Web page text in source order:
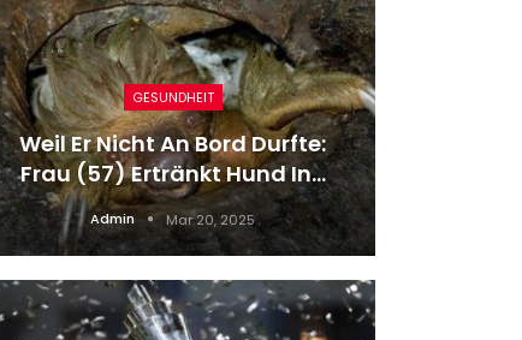
GESUNDHEIT
Weil Er Nicht An Bord Durfte:
Frau (57) Ertränkt Hund In…
Admin Mar 20, 2025